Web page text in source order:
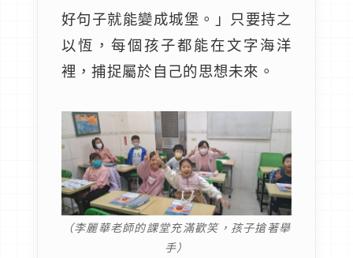
好句子就能變成城堡。」只要持之
以恆，每個孩子都能在文字海洋
裡，捕捉屬於自己的思想未來。
（李麗華老師的課堂充滿歡笑，孩子搶著舉
手）